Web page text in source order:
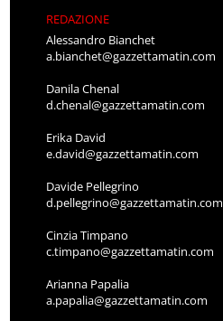
REDAZIONE
Alessandro Bianchet
a.bianchet@gazzettamatin.com
Danila Chenal
d.chenal@gazzettamatin.com
Erika David
e.david@gazzettamatin.com
Davide Pellegrino
d.pellegrino@gazzettamatin.com
Cinzia Timpano
c.timpano@gazzettamatin.com
Arianna Papalia
a.papalia@gazzettamatin.com